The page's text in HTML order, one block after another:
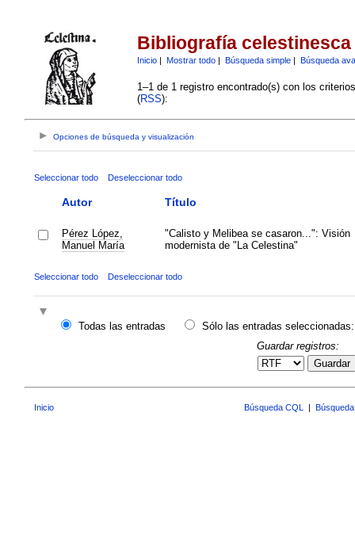
Bibliografía celestinesca
Inicio| Mostrar todo| Búsqueda simple| Búsqueda
1–1 de 1 registro encontrado(s) con los
(RSS):
Opciones de búsqueda y visualización
Seleccionar todo Deseleccionar todo
Autor Título
Pérez López,
Manuel María
"Calisto y Melibea se casaron...": Visión
modernista de "La Celestina"
Seleccionar todo Deseleccionar todo
Todas las entradas
Sólo las entradas seleccionadas:
Guardar registros:
Guardar
Inicio Búsqueda CQL